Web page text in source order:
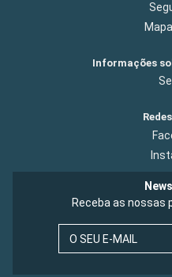
Informações
Receba as nossas
O SEU E-MAIL